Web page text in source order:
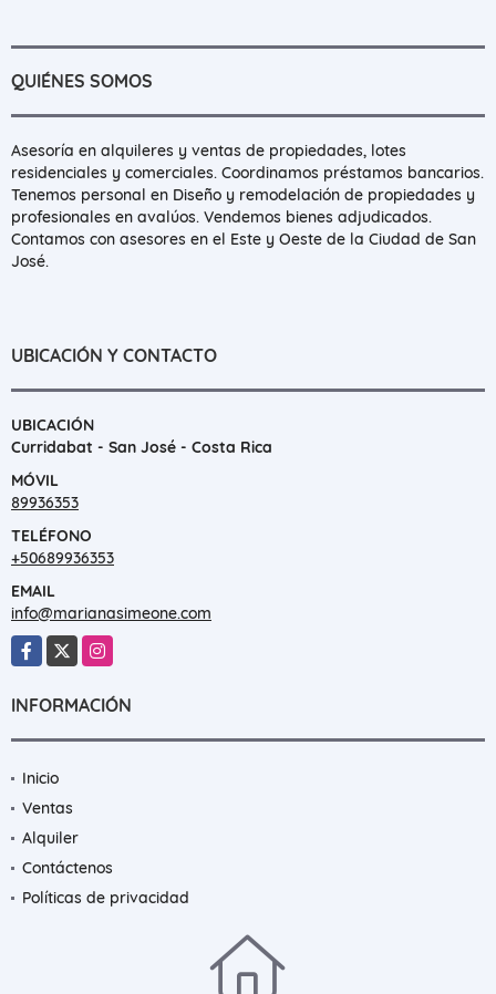
QUIÉNES SOMOS
Asesoría en alquileres y ventas de propiedades, lotes
residenciales y comerciales. Coordinamos préstamos bancarios.
Tenemos personal en Diseño y remodelación de propiedades y
profesionales en avalúos. Vendemos bienes adjudicados.
Contamos con asesores en el Este y Oeste de la Ciudad de San
José.
UBICACIÓN Y CONTACTO
UBICACIÓN
Curridabat - San José - Costa Rica
MÓVIL
89936353
TELÉFONO
+50689936353
EMAIL
info@marianasimeone.com
Facebook
X Instagram
INFORMACIÓN
Inicio
Ventas
Alquiler
Contáctenos
Políticas de privacidad